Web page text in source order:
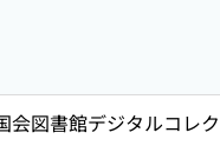
会図書館デジタルコレ